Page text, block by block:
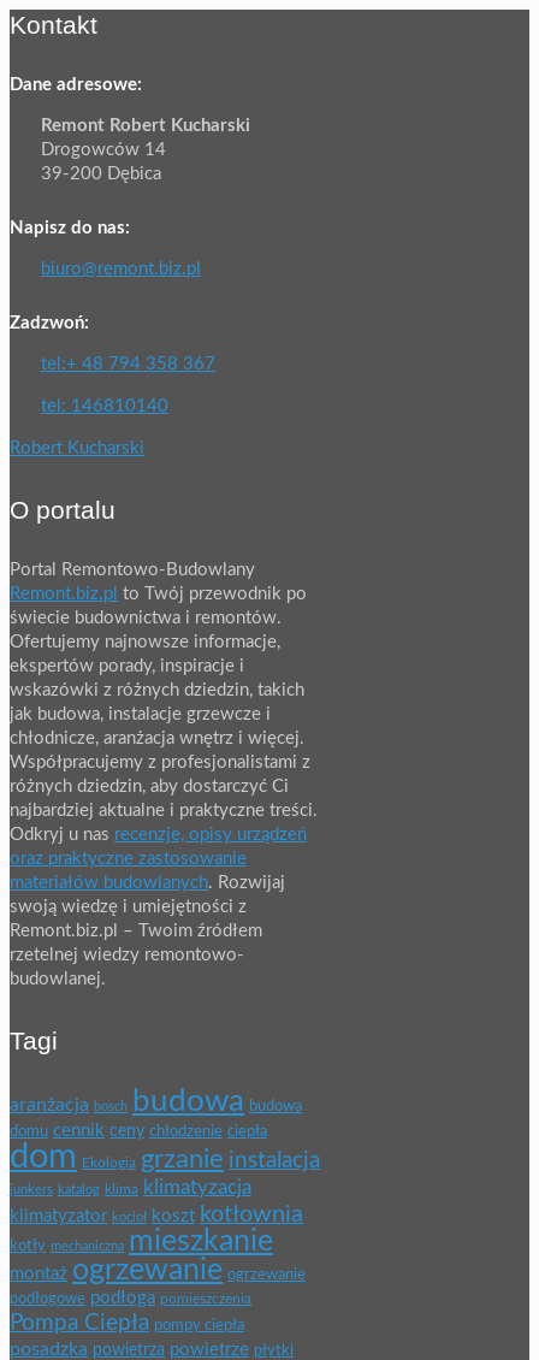
Kontakt
Dane adresowe:
Remont Robert Kucharski
Drogowców 14
39-200 Dębica
Napisz do nas:
biuro@remont.biz.pl
Zadzwoń:
tel:+ 48 794 358 367
tel: 146810140
Robert Kucharski
O portalu
Portal Remontowo-Budowlany
Remont.biz.pl to Twój przewodnik po
świecie budownictwa i remontów.
Ofertujemy najnowsze informacje,
ekspertów porady, inspiracje i
wskazówki z różnych dziedzin, takich
jak budowa, instalacje grzewcze i
chłodnicze, aranżacja wnętrz i więcej.
Współpracujemy z profesjonalistami z
różnych dziedzin, aby dostarczyć Ci
najbardziej aktualne i praktyczne treści.
Odkryj u nas recenzje, opisy urządzeń
oraz praktyczne zastosowanie
materiałów budowlanych. Rozwijaj
swoją wiedzę i umiejętności z
Remont.biz.pl – Twoim źródłem
rzetelnej wiedzy remontowo-
budowlanej.
Tagi
aranżacja bosch budowa budowa
domu cennik ceny chłodzenie ciepła
dom Ekologia grzanie instalacja
junkers katalog klima klimatyzacja
klimatyzator kocioł koszt kotłownia
kotły mechaniczna mieszkanie
montaż ogrzewanie ogrzewanie
podłogowe podłoga pomieszczenia
Pompa Ciepła pompy ciepła
posadzka powietrza powietrze płytki